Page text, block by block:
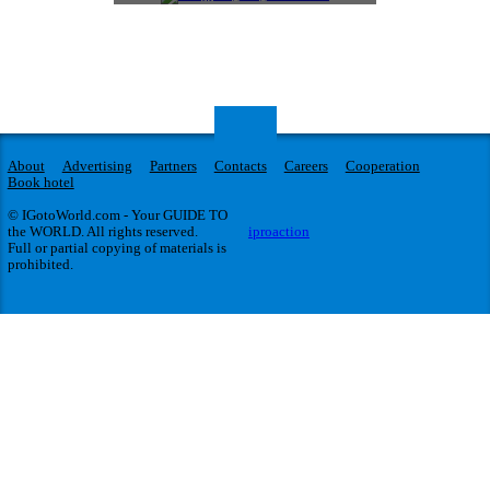
About Advertising Partners Contacts Careers
Cooperation
Book hotel
© IGotoWorld.com - Your GUIDE TO
the WORLD. All rights reserved.
Full or partial copying of materials is
prohibited.
iproaction